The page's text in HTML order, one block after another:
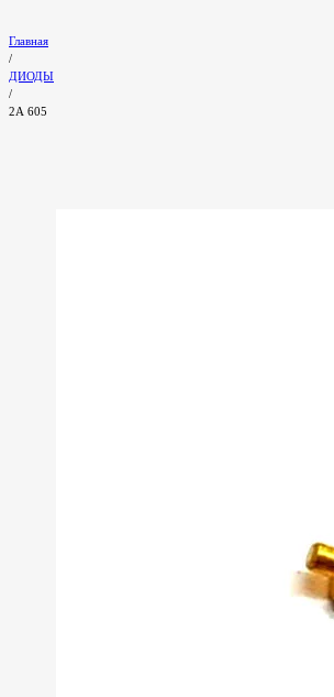
Главная
/
ДИОДЫ
/
2А 605